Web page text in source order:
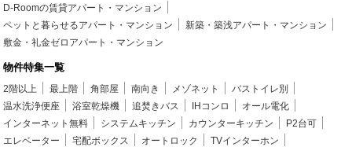
D-Roomの賃貸アパート・マンション
ペットと暮らせるアパート・マンション
新築・築浅アパート・マンション
敷金・礼金ゼロアパート・マンション
物件特集一覧
2階以上 最上階 角部屋 南向き メゾネット
バストイレ別
温水洗浄便座
浴室乾燥機 追焚きバス IHコンロ
オール電化
インターネット無料
システムキッチン カウンターキッチン
P2台可
エレベーター
宅配ボックス オートロック
TVインターホン